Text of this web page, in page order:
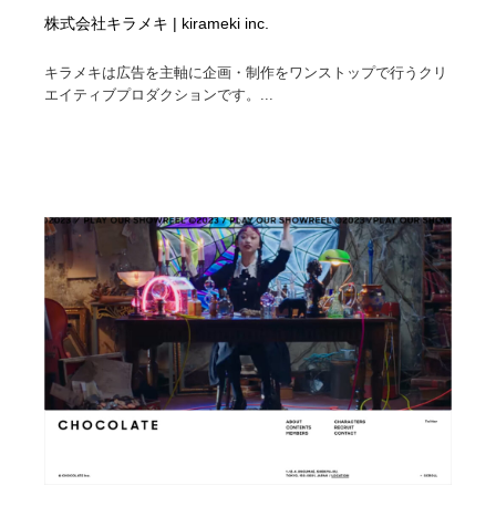
株式会社キラメキ | kirameki inc.
キラメキは広告を主軸に企画・制作をワンストップで行うクリ
エイティブプロダクションです。...